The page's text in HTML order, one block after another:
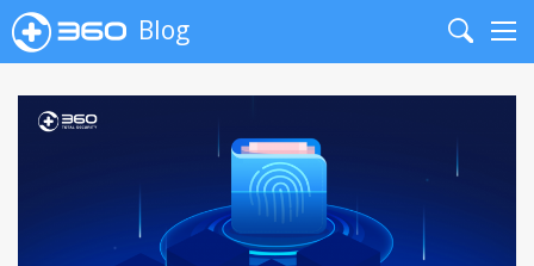
Blog
Search